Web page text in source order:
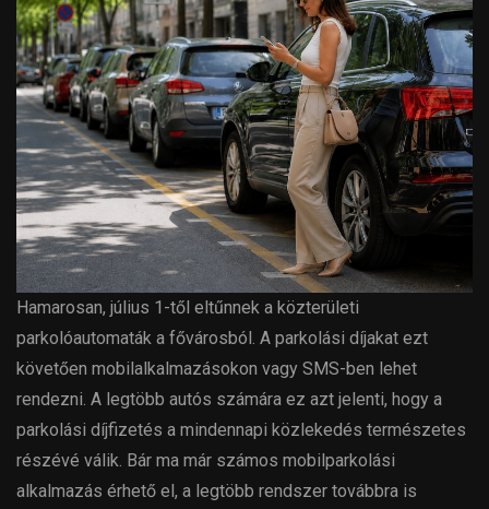
Hamarosan, július 1-től eltűnnek a közterületi
parkolóautomaták a fővárosból. A parkolási díjakat ezt
követően mobilalkalmazásokon vagy SMS-ben lehet
rendezni. A legtöbb autós számára ez azt jelenti, hogy a
parkolási díjfizetés a mindennapi közlekedés természetes
részévé válik. Bár ma már számos mobilparkolási
alkalmazás érhető el, a legtöbb rendszer továbbra is